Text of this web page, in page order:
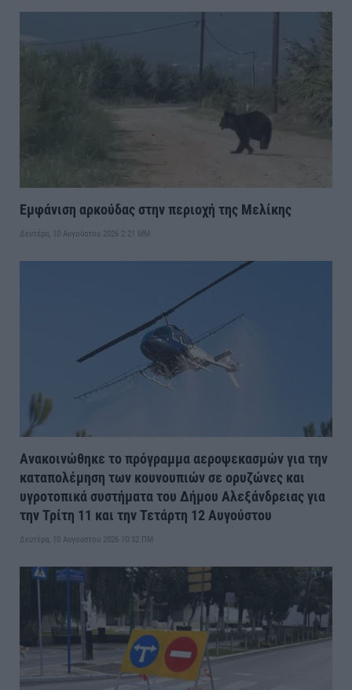
Εμφάνιση αρκούδας στην περιοχή της Μελίκης
Δευτέρα, 10 Αυγούστου 2026 2:21 ΜΜ
Ανακοινώθηκε το πρόγραμμα αεροψεκασμών για την
καταπολέμηση των κουνουπιών σε ορυζώνες και
υγροτοπικά συστήματα του Δήμου Αλεξάνδρειας για
την Τρίτη 11 και την Τετάρτη 12 Αυγούστου
Δευτέρα, 10 Αυγούστου 2026 10:32 ΠΜ